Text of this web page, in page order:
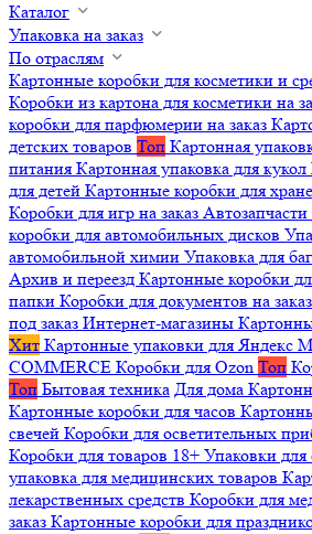
Каталог
Упаковка на заказ
По отраслям
Картонные коробки для косметики и
Коробки из картона для косметики на
коробки для парфюмерии на заказ
детских товаров Топ Картонная
питания Картонная упаковка для кукол
для детей Картонные коробки для
Коробки для игр на заказ Автозапчасти
коробки для автомобильных дисков
автомобильной химии Упаковка для
Архив и переезд Картонные коробки
папки Коробки для документов на заказ
под заказ Интернет-магазины
Хит Картонные упаковки для Яндекс
COMMERCE Коробки для Ozon Топ
Топ Бытовая техника Для дома
Картонные коробки для часов
свечей Коробки для осветительных
Коробки для товаров 18+ Упаковки для
упаковка для медицинских товаров
лекарственных средств Коробки для
заказ Картонные коробки для